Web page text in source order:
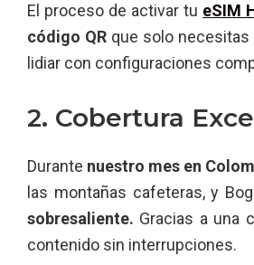
El proceso de activar tu eSIM
código QR que solo necesitas
lidiar con configuraciones
2. Cobertura
Durante nuestro mes en
las montañas cafeteras, y
sobresaliente. Gracias a una
contenido sin interrupciones.